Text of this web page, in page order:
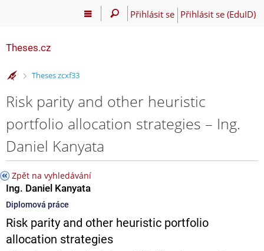
Přihlásit se Přihlásit se (EduID)
Theses.cz
>
Theses zcxf33
Risk parity and other heuristic
portfolio allocation strategies – Ing.
Daniel Kanyata
Zpět na vyhledávání
Ing. Daniel Kanyata
Diplomová práce
Risk parity and other heuristic portfolio
allocation strategies